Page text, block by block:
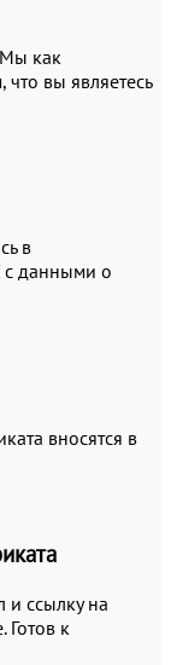
Мы как
вы являетесь
в
с данными о
вносятся в
и ссылку на
к